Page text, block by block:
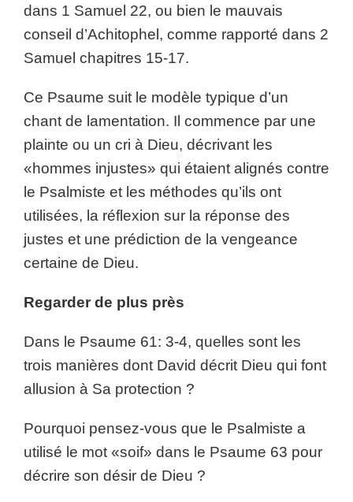
dans 1 Samuel 22, ou bien le mauvais
conseil d’Achitophel, comme rapporté dans 2
Samuel chapitres 15-17.
Ce Psaume suit le modèle typique d’un
chant de lamentation. Il commence par une
plainte ou un cri à Dieu, décrivant les
«hommes injustes» qui étaient alignés contre
le Psalmiste et les méthodes qu’ils ont
utilisées, la réflexion sur la réponse des
justes et une prédiction de la vengeance
certaine de Dieu.
Regarder de plus près
Dans le Psaume 61: 3-4, quelles sont les
trois manières dont David décrit Dieu qui font
allusion à Sa protection ?
Pourquoi pensez-vous que le Psalmiste a
utilisé le mot «soif» dans le Psaume 63 pour
décrire son désir de Dieu ?